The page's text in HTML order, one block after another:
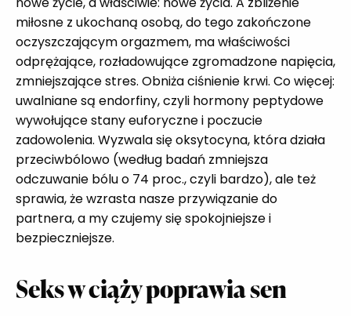
miłosne z ukochaną osobą, do tego zakończone
oczyszczającym orgazmem, ma właściwości
odprężające, rozładowujące zgromadzone napięcia,
zmniejszające stres. Obniża ciśnienie krwi. Co więcej:
uwalniane są endorfiny, czyli hormony peptydowe
wywołujące stany euforyczne i poczucie
zadowolenia. Wyzwala się oksytocyna, która działa
przeciwbólowo (według badań zmniejsza
odczuwanie bólu o 74 proc., czyli bardzo), ale też
sprawia, że wzrasta nasze przywiązanie do
partnera, a my czujemy się spokojniejsze i
bezpieczniejsze.
Seks w ciąży poprawia sen